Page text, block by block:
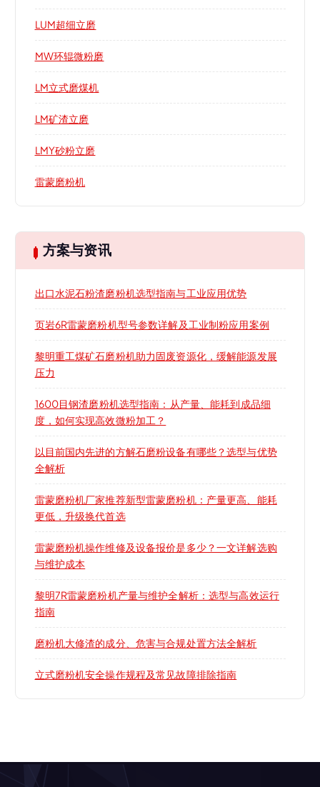
LUM超细立磨
MW环辊微粉磨
LM立式磨煤机
LM矿渣立磨
LMY砂粉立磨
雷蒙磨粉机
方案与资讯
出口水泥石粉渣磨粉机选型指南与工业应用优势
页岩6R雷蒙磨粉机型号参数详解及工业制粉应用案例
黎明重工煤矿石磨粉机助力固废资源化，缓解能源发展
压力
1600目钢渣磨粉机选型指南：从产量、能耗到成品细
度，如何实现高效微粉加工？
以目前国内先进的方解石磨粉设备有哪些？选型与优势
全解析
雷蒙磨粉机厂家推荐新型雷蒙磨粉机：产量更高、能耗
更低，升级换代首选
雷蒙磨粉机操作维修及设备报价是多少？一文详解选购
与维护成本
黎明7R雷蒙磨粉机产量与维护全解析：选型与高效运行
指南
磨粉机大修渣的成分、危害与合规处置方法全解析
立式磨粉机安全操作规程及常见故障排除指南